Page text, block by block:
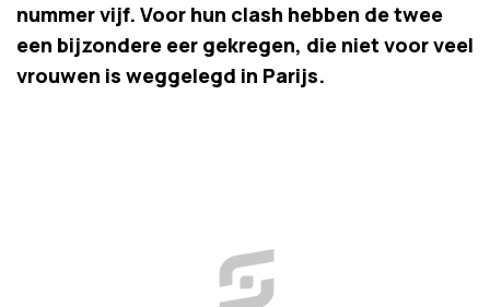
nummer vijf. Voor hun clash hebben de twee
een bijzondere eer gekregen, die niet voor veel
vrouwen is weggelegd in Parijs.